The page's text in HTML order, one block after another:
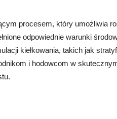
procesem, który umożliwia
odpowiednie warunki
kiełkowania, takich jak
i hodowcom w